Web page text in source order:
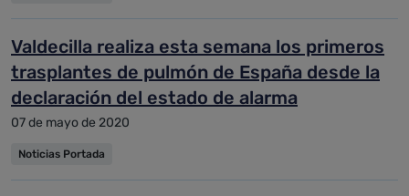
Valdecilla realiza esta semana los primeros
trasplantes de pulmón de España desde la
declaración del estado de alarma
07 de mayo de 2020
Noticias Portada